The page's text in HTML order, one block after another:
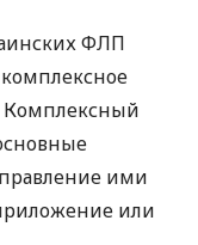
ФЛП
Комплексный
ими
или